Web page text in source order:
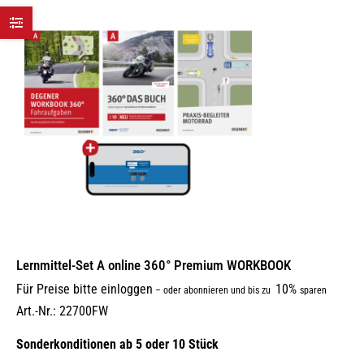
Lernmittel-Set A online 360° Premium WORKBOOK
Für Preise bitte einloggen – oder abonnieren und bis zu 10% sparen
Art.-Nr.: 22700FW